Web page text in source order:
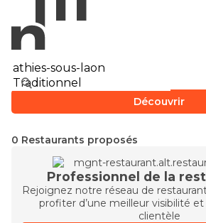
Découvrir
0 Restaurants proposés
Professionnel de la
Rejoignez notre réseau de
profiter d’une meilleur visibilité et
clientèle